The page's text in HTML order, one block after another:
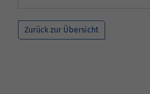
Zurück zur Übersicht